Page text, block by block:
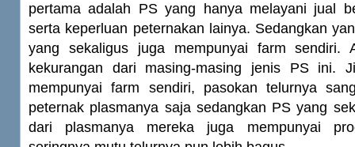
pertama adalah PS yang hanya melayani jual
serta keperluan peternakan lainya. Sedangkan
yang sekaligus juga mempunyai farm sendiri.
kekurangan dari masing-masing jenis PS ini.
mempunyai farm sendiri, pasokan telurnya
peternak plasmanya saja sedangkan PS yang
dari plasmanya mereka juga mempunyai